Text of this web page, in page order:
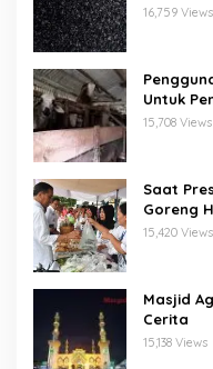
16,759 Views
Untuk
Domba/
15,708 Views
Saat
Goreng
15,420 Views
Masjid
Cerita
15,138 Views